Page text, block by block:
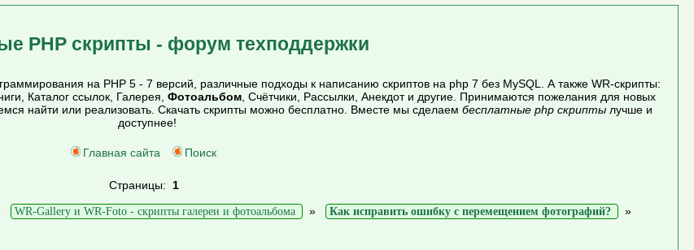
PHP скрипты - форум техподдержки
на PHP 5 - 7 версий, различные подходы к написанию скриптов на php 7 без MySQL. А также WR-скрипты:
Каталог ссылок, Галерея, Фотоальбом, Счётчики, Рассылки, Анекдот и другие. Принимаются пожелания для новых
найти или реализовать. Скачать скрипты можно бесплатно. Вместе мы сделаем бесплатные php скриптылучше и
доступнее!
Главная сайта Поиск
Страницы: 1
WR-Gallery и WR-Foto - скрипты галереи и фотоальбома » Как исправить ошибку с перемещением фотографий? »